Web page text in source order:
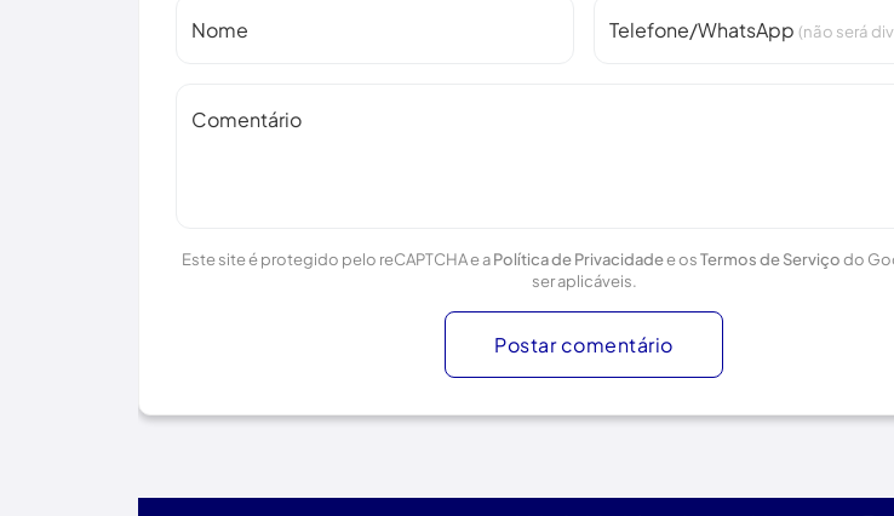
Nome Telefone/WhatsApp (não será
Comentário
Este site é protegido pelo reCAPTCHA e aPolítica de Privacidadee osTermos de Serviçodo
ser aplicáveis.
Postar comentário